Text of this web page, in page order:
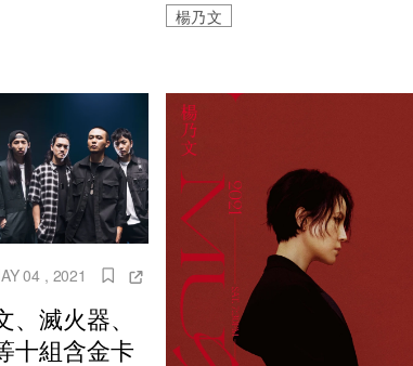
楊乃文
04 , 2021
滅火器、
十組含金卡